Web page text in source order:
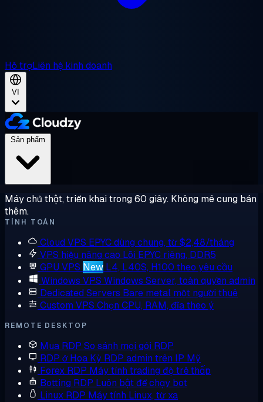
Hỗ trợLiên hệ kinh doanh
VI
Máy chủ thật, triển khai trong 60 giây. Không mê cung bán
thêm.
TÍNH TOÁN
Cloud VPS EPYC dùng chung, từ $2,48/tháng
VPS hiệu năng cao Lõi EPYC riêng, DDR5
GPU VPS New L4, L40S, H100 theo yêu cầu
Windows VPS Windows Server, toàn quyền admin
Dedicated Servers Bare metal một người thuê
Custom VPS Chọn CPU, RAM, đĩa theo ý
REMOTE DESKTOP
Mua RDP So sánh mọi gói RDP
RDP ở Hoa Kỳ RDP admin trên IP Mỹ
Forex RDP Máy tính trading độ trễ thấp
Botting RDP Luôn bật để chạy bot
Linux RDP Máy tính Linux, từ xa